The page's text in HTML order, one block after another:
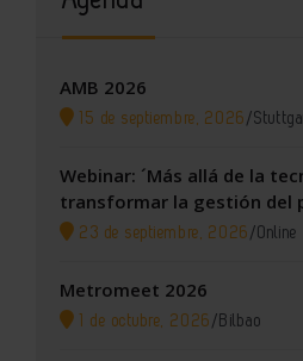
AMB 2026
15 de septiembre, 2026 /
Webinar: ´Más allá de la
transformar la gestión del
23 de septiembre, 2026 /Online
Metromeet 2026
1 de octubre, 2026 / Bilbao